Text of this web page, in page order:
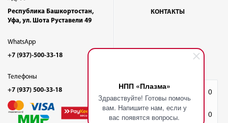
НПП «Плазма»
Здравствуйте! Готовы помочь
вам. Напишите нам, если у
вас появятся вопросы.
0
Корзина 0
Республика Башкортостан,
Уфа, ул. Шота Руставели 49
WhatsApp
+7 (937)-500-33-18
Телефоны
+7 (937) 500-33-18
КОНТАКТЫ